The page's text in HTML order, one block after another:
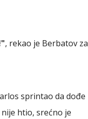
, rekao je Berbatov za
sprintao da dođe
htio, srećno je